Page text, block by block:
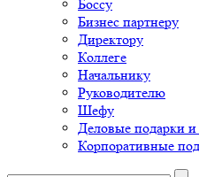
Боссу
Бизнес партнеру
Директору
Коллеге
Начальнику
Руководителю
Шефу
Деловые подарки
Корпоративные